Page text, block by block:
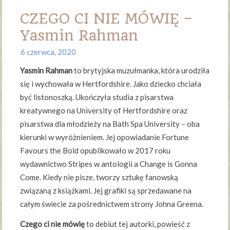
CZEGO CI NIE MÓWIĘ –
Yasmin Rahman
6 czerwca, 2020
Yasmin Rahmanto brytyjska muzułmanka, która urodziła
się i wychowała w Hertfordshire. Jako dziecko chciała
być listonoszką. Ukończyła studia z pisarstwa
kreatywnego na University of Hertfordshire oraz
pisarstwa dla młodzieży na Bath Spa University – oba
kierunki w wyróżnieniem. Jej opowiadanie Fortune
Favours the Bold opublikowało w 2017 roku
wydawnictwo Stripes w antologii a Change is Gonna
Come. Kiedy nie pisze, tworzy sztukę fanowską
związaną z książkami. Jej grafiki są sprzedawane na
całym świecie za pośrednictwem strony Johna Greena.
Czego ci nie mówięto debiut tej autorki, powieść z